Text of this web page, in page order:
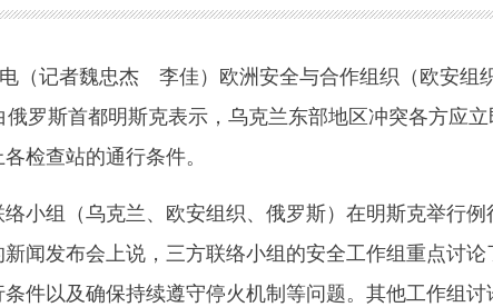
记者魏忠杰 李佳）欧洲安全与合作组织（欧安组
罗斯首都明斯克表示，乌克兰东部地区冲突各方应
检查站的通行条件。
组（乌克兰、欧安组织、俄罗斯）在明斯克举行例
闻发布会上说，三方联络小组的安全工作组重点讨论
件以及确保持续遵守停火机制等问题。其他工作组讨